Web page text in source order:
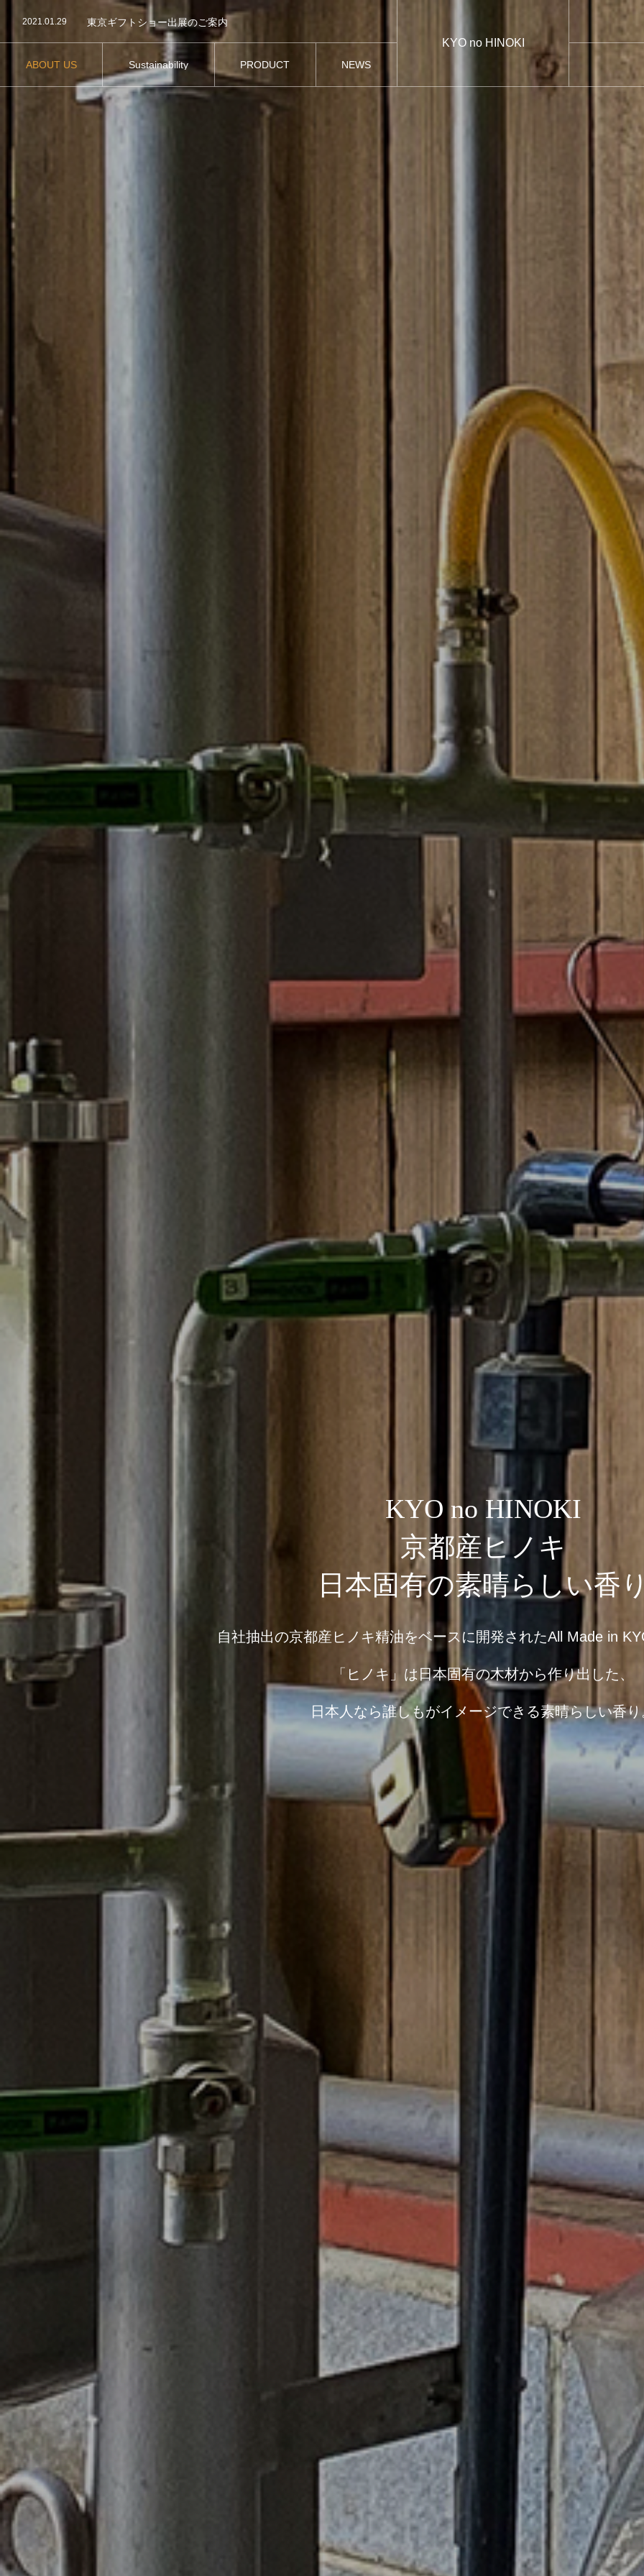
KYO no HINOKI
ABOUT US Sustainability PRODUCT NEWS
京都ギフトショー出展のご案内
2021.01.29 東京ギフトショー出展のご案内
京都ギフトショー出展のご案内
KYO no HINOKI
京都産ヒノキ
日本固有の素晴らしい香
自社抽出の京都産ヒノキ精油をベースに開発されたAll Made in
「ヒノキ」は日本固有の木材から作り出した、
日本人なら誰しもがイメージできる素晴らしい香